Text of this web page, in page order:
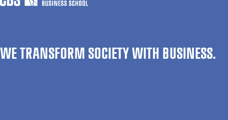
WE TRANSFORM SOCIETY WITH BUSINESS.